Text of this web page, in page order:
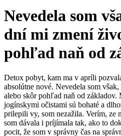
Nevedela som
dní mi zmení
pohľad naň od
Detox pobyt, kam ma v apríli
absolútne nové. Nevedela som
alebo skôr pohľad naň od základov.
jogínskymi očistami sú bohaté a
prilepili vy, som nezažila. Verím, ze
som dávala i príjímala tak, ako to
pocit, že som v správny čas na